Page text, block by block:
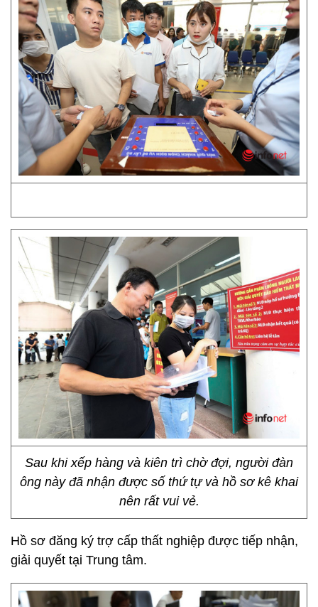
Sau khi xếp hàng và kiên trì chờ đợi, người đàn
ông này đã nhận được số thứ tự và hồ sơ kê khai
nên rất vui vẻ.
Hồ sơ đăng ký trợ cấp thất nghiệp được tiếp nhận,
giải quyết tại Trung tâm.